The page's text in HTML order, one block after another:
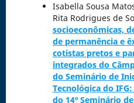
Isabella Sousa
Rita Rodrigues de
socioeconômicas,
de permanência e
cotistas pretos e
integrados do
do Seminário de
Tecnológica do
do 14º Seminário